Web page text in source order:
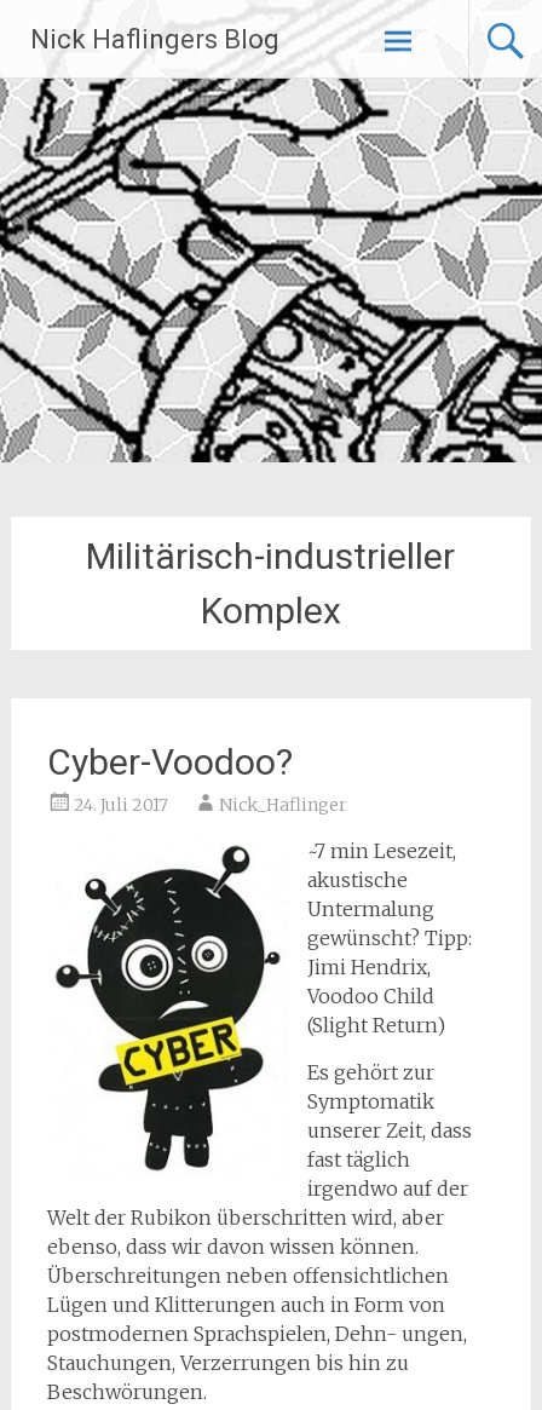
Inhalt
springen
Nick Haflingers Blog
Militärisch-industrieller
Komplex
Cyber-Voodoo?
24. Juli 2017 Nick_Haflinger
~7 min Lesezeit,
akustische
Untermalung
gewünscht? Tipp:
Jimi Hendrix,
Voodoo Child
(Slight Return)
Es gehört zur
Symptomatik
unserer Zeit, dass
fast täglich
irgendwo auf der
Welt der Rubikon überschritten wird, aber
ebenso, dass wir davon wissen können.
Überschreitungen neben offensichtlichen
Lügen und Klitterungen auch in Form von
postmodernen Sprachspielen, Dehn- ungen,
Stauchungen, Verzerrungen bis hin zu
Beschwörungen.